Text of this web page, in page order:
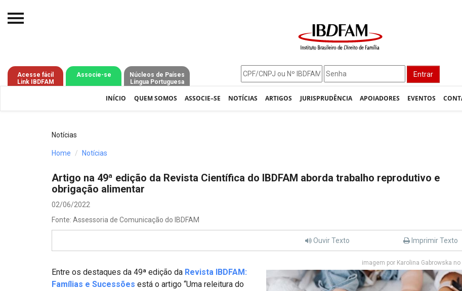
Entrar
Acesse fácil
Link IBDFAM
Associe-se
Núcleos de Países
Língua Portuguesa
INÍCIO QUEM SOMOS ASSOCIE–SE NOTÍCIAS ARTIGOS JURISPRUDÊNCIA APOIADORES EVENTOS
O IBDFAM
Notícias
Jurisprudência
Processos - IBDFAM
Projetos do IBDFAM
Eventos / Lives
Notícias
Home Notícias
Artigo na 49ª edição da Revista Científica do IBDFAM aborda trabalho reprodutivo e
obrigação alimentar
02/06/2022
Fonte: Assessoria de Comunicação do IBDFAM
Ouvir Texto Imprimir Texto
imagem por Karolina Gabrowska no
Entre os destaques da 49ª edição da Revista IBDFAM:
Famílias e Sucessões está o artigo “Uma releitura do